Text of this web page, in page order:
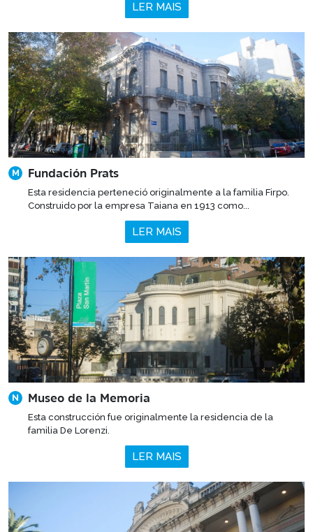
LER MAIS
M Fundación Prats
Esta residencia perteneció originalmente a la familia Firpo.
Construido por la empresa Taiana en 1913 como...
LER MAIS
N Museo de la Memoria
Esta construcción fue originalmente la residencia de la
familia De Lorenzi.
LER MAIS